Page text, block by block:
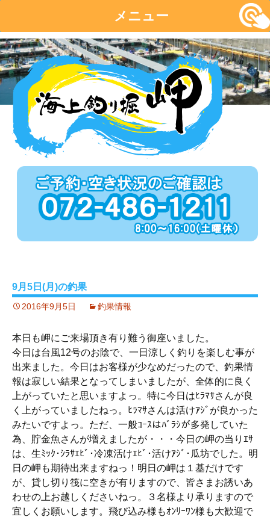
メニュー
コ
ン
テ
ン
9月5日(月)の釣果
2016年9月5日 釣果情報
本日も岬にご来場頂き有り難う御座いました。
今日は台風12号のお陰で、一日涼しく釣りを楽しむ事が
出来ました。今日はお客様が少なめだったので、釣果情
報は寂しい結果となってしまいましたが、全体的に良く
上がっていたと思いますよっ。特に今日はﾋﾗﾏｻさんが良
く上がっていましたねっ。ﾋﾗﾏｻさんは活けｱｼﾞが良かった
みたいですよっ。ただ、一般ｺｰｽはﾊﾞﾗｼが多発していた
為、貯金魚さんが増えましたが・・・今日の岬の当りｴｻ
は、生ﾐｯｸ･ｼﾗｻｴﾋﾞ･冷凍活けｴﾋﾞ･活けｱｼﾞ･瓜坊でした。明
日の岬も期待出来ますねっ！明日の岬は１基だけです
が、貸し切り筏に空きが有りますので、皆さまお誘いあ
わせの上お越しくださいねっ。３名様より承りますので
宜しくお願いします。飛び込み様もｵﾝﾘｰﾜﾝ様も大歓迎で